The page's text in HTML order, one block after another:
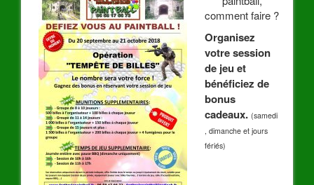
comment faire ?
Organisez
votre session
de jeu et
bénéficiez de
bonus
cadeaux. (samedi
, dimanche et jours
fériés)